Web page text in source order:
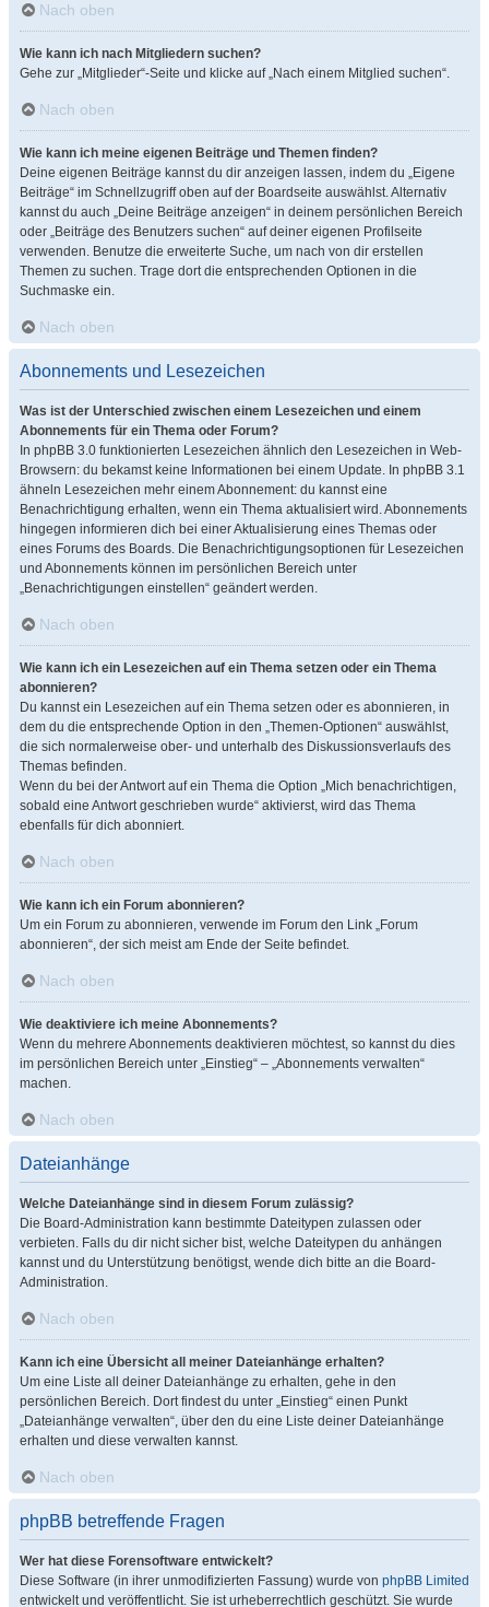
Nach oben
Wie kann ich nach Mitgliedern suchen?
Gehe zur „Mitglieder“-Seite und klicke auf „Nach einem Mitglied suchen“.
Nach oben
Wie kann ich meine eigenen Beiträge und Themen finden?
Deine eigenen Beiträge kannst du dir anzeigen lassen, indem du „Eigene
Beiträge“ im Schnellzugriff oben auf der Boardseite auswählst. Alternativ
kannst du auch „Deine Beiträge anzeigen“ in deinem persönlichen Bereich
oder „Beiträge des Benutzers suchen“ auf deiner eigenen Profilseite
verwenden. Benutze die erweiterte Suche, um nach von dir erstellen
Themen zu suchen. Trage dort die entsprechenden Optionen in die
Suchmaske ein.
Nach oben
Abonnements und Lesezeichen
Was ist der Unterschied zwischen einem Lesezeichen und einem
Abonnements für ein Thema oder Forum?
In phpBB 3.0 funktionierten Lesezeichen ähnlich den Lesezeichen in Web-
Browsern: du bekamst keine Informationen bei einem Update. In phpBB 3.1
ähneln Lesezeichen mehr einem Abonnement: du kannst eine
Benachrichtigung erhalten, wenn ein Thema aktualisiert wird. Abonnements
hingegen informieren dich bei einer Aktualisierung eines Themas oder
eines Forums des Boards. Die Benachrichtigungsoptionen für Lesezeichen
und Abonnements können im persönlichen Bereich unter
„Benachrichtigungen einstellen“ geändert werden.
Nach oben
Wie kann ich ein Lesezeichen auf ein Thema setzen oder ein Thema
abonnieren?
Du kannst ein Lesezeichen auf ein Thema setzen oder es abonnieren, in
dem du die entsprechende Option in den „Themen-Optionen“ auswählst,
die sich normalerweise ober- und unterhalb des Diskussionsverlaufs des
Themas befinden.
Wenn du bei der Antwort auf ein Thema die Option „Mich benachrichtigen,
sobald eine Antwort geschrieben wurde“ aktivierst, wird das Thema
ebenfalls für dich abonniert.
Nach oben
Wie kann ich ein Forum abonnieren?
Um ein Forum zu abonnieren, verwende im Forum den Link „Forum
abonnieren“, der sich meist am Ende der Seite befindet.
Nach oben
Wie deaktiviere ich meine Abonnements?
Wenn du mehrere Abonnements deaktivieren möchtest, so kannst du dies
im persönlichen Bereich unter „Einstieg“ – „Abonnements verwalten“
machen.
Nach oben
Dateianhänge
Welche Dateianhänge sind in diesem Forum zulässig?
Die Board-Administration kann bestimmte Dateitypen zulassen oder
verbieten. Falls du dir nicht sicher bist, welche Dateitypen du anhängen
kannst und du Unterstützung benötigst, wende dich bitte an die Board-
Administration.
Nach oben
Kann ich eine Übersicht all meiner Dateianhänge erhalten?
Um eine Liste all deiner Dateianhänge zu erhalten, gehe in den
persönlichen Bereich. Dort findest du unter „Einstieg“ einen Punkt
„Dateianhänge verwalten“, über den du eine Liste deiner Dateianhänge
erhalten und diese verwalten kannst.
Nach oben
phpBB betreffende Fragen
Wer hat diese Forensoftware entwickelt?
Diese Software (in ihrer unmodifizierten Fassung) wurde von phpBB Limited
entwickelt und veröffentlicht. Sie ist urheberrechtlich geschützt. Sie wurde